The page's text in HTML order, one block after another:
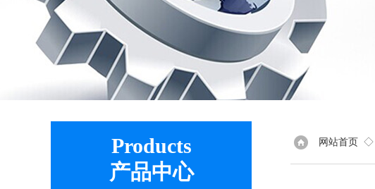
Products
产品中心
网站首页 ◇